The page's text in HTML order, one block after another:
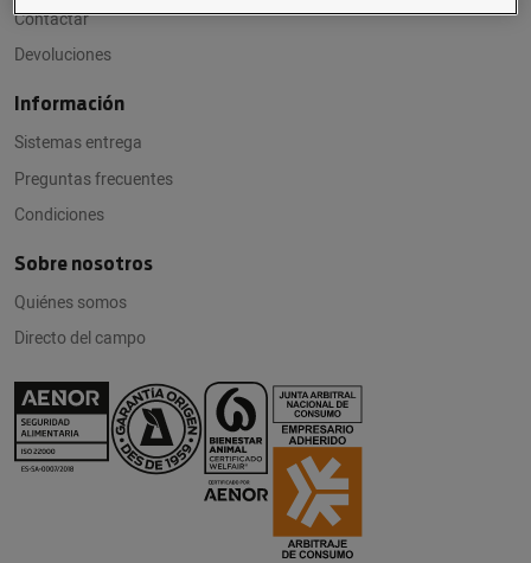
Contactar
Devoluciones
Información
Sistemas entrega
Preguntas frecuentes
Condiciones
Sobre nosotros
Quiénes somos
Directo del campo